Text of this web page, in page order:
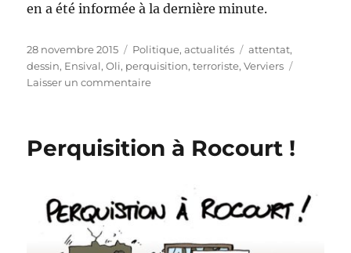
en a été informée à la dernière minute.
Publié
le
28 novembre 2015 Catégories
Politique, actualités Étiquettes
attentat,
dessin, Ensival,Oli, perquisition,terroriste,Verviers
Laisser un commentairesur
Perquisition à Rocourt !